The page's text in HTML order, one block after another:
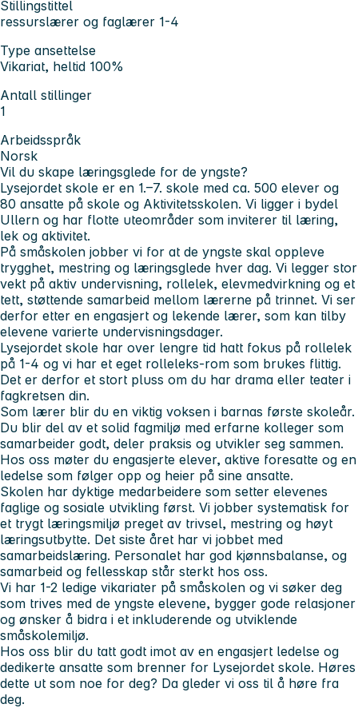
Stillingstittel
ressurslærer og faglærer 1-4
Type ansettelse
Vikariat, heltid 100%
Antall stillinger
1
Arbeidsspråk
Norsk
Vil du skape læringsglede for de yngste?
Lysejordet skole er en 1.–7. skole med ca. 500 elever og
80 ansatte på skole og Aktivitetsskolen. Vi ligger i bydel
Ullern og har flotte uteområder som inviterer til læring,
lek og aktivitet.
På småskolen jobber vi for at de yngste skal oppleve
trygghet, mestring og læringsglede hver dag. Vi legger stor
vekt på aktiv undervisning, rollelek, elevmedvirkning og et
tett, støttende samarbeid mellom lærerne på trinnet. Vi ser
derfor etter en engasjert og lekende lærer, som kan tilby
elevene varierte undervisningsdager.
Lysejordet skole har over lengre tid hatt fokus på rollelek
på 1-4 og vi har et eget rolleleks-rom som brukes flittig.
Det er derfor et stort pluss om du har drama eller teater i
fagkretsen din.
Som lærer blir du en viktig voksen i barnas første skoleår.
Du blir del av et solid fagmiljø med erfarne kolleger som
samarbeider godt, deler praksis og utvikler seg sammen.
Hos oss møter du engasjerte elever, aktive foresatte og en
ledelse som følger opp og heier på sine ansatte.
Skolen har dyktige medarbeidere som setter elevenes
faglige og sosiale utvikling først. Vi jobber systematisk for
et trygt læringsmiljø preget av trivsel, mestring og høyt
læringsutbytte. Det siste året har vi jobbet med
samarbeidslæring. Personalet har god kjønnsbalanse, og
samarbeid og fellesskap står sterkt hos oss.
Vi har 1-2 ledige vikariater på småskolen og vi søker deg
som trives med de yngste elevene, bygger gode relasjoner
og ønsker å bidra i et inkluderende og utviklende
småskolemiljø.
Hos oss blir du tatt godt imot av en engasjert ledelse og
dedikerte ansatte som brenner for Lysejordet skole. Høres
dette ut som noe for deg? Da gleder vi oss til å høre fra
deg.